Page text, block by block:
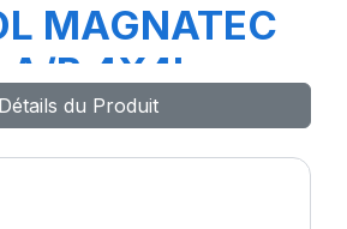
MAGNATEC
B 4X4L
Détails du Produit